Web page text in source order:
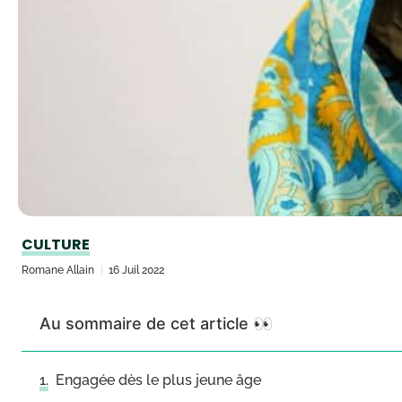
CULTURE
Romane Allain 16 Juil 2022
Au sommaire de cet article 👀
Engagée dès le plus jeune âge